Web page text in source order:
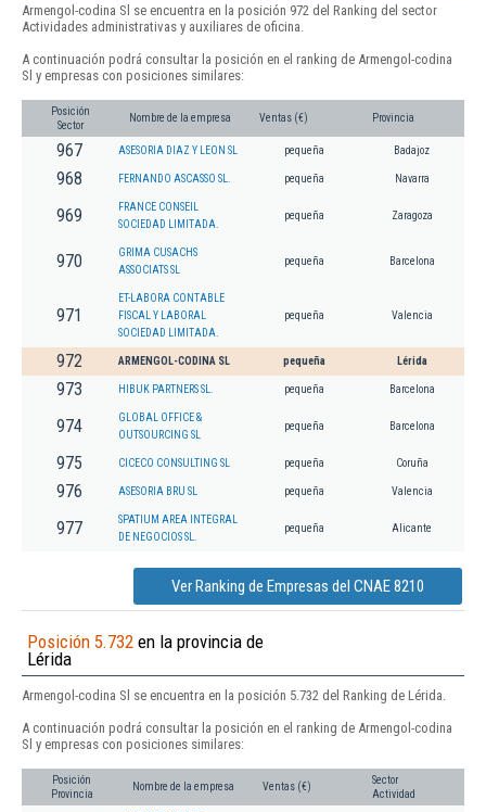
Armengol-codina Sl se encuentra en la posición 972 del Ranking del sector
Actividades administrativas y auxiliares de oficina.
A continuación podrá consultar la posición en el ranking de Armengol-codina
Sl y empresas con posiciones similares:
Posición
Sector
Nombre de la empresa Ventas (€) Provincia
967 ASESORIA DIAZ Y LEON SL pequeña Badajoz
968 FERNANDO ASCASSO SL. pequeña Navarra
969
FRANCE CONSEIL
SOCIEDAD LIMITADA.
pequeña Zaragoza
970
GRIMA CUSACHS
ASSOCIATS SL
pequeña Barcelona
971
ET-LABORA CONTABLE
FISCAL Y LABORAL
SOCIEDAD LIMITADA.
pequeña Valencia
972 ARMENGOL-CODINA SL pequeña Lérida
973 HIBUK PARTNERS SL. pequeña Barcelona
974
GLOBAL OFFICE &
OUTSOURCING SL
pequeña Barcelona
975 CICECO CONSULTING SL pequeña Coruña
976 ASESORIA BRU SL pequeña Valencia
977
SPATIUM AREA INTEGRAL
DE NEGOCIOS SL.
pequeña Alicante
Ver Ranking de Empresas del CNAE 8210
Posición 5.732 en la provincia de
Lérida
Armengol-codina Sl se encuentra en la posición 5.732 del Ranking de Lérida.
A continuación podrá consultar la posición en el ranking de Armengol-codina
Sl y empresas con posiciones similares:
Posición
Provincia
Nombre de la empresa Ventas (€)
Sector
Actividad